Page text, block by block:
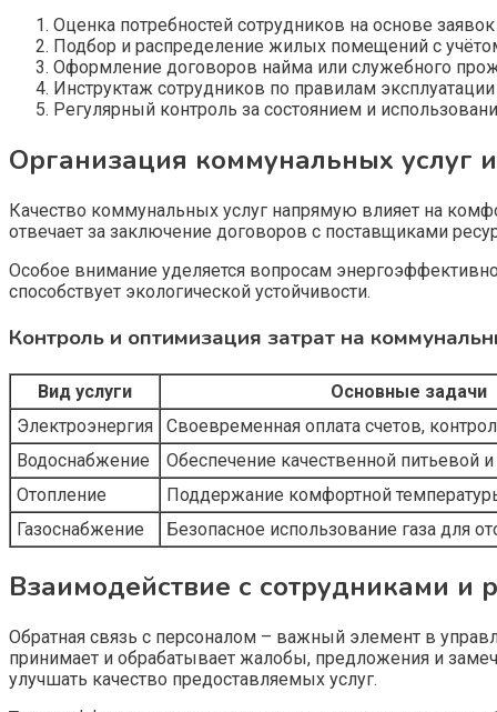
Оценка потребностей сотрудников на основе
Подбор и распределение жилых помещений с
Оформление договоров найма или служебного
Инструктаж сотрудников по правилам
Регулярный контроль за состоянием и
Организация коммунальных услуг
Качество коммунальных услуг напрямую влияет на
отвечает за заключение договоров с поставщиками
Особое внимание уделяется вопросам
способствует экологической устойчивости.
Контроль и оптимизация затрат на
Вид услуги
Основные задачи
Электроэнергия
Своевременная оплата счетов,
Водоснабжение
Обеспечение качественной питьевой
Отопление
Поддержание комфортной
Газоснабжение
Безопасное использование газа для
Взаимодействие с сотрудниками и
Обратная связь с персоналом – важный элемент в
принимает и обрабатывает жалобы, предложения и
улучшать качество предоставляемых услуг.